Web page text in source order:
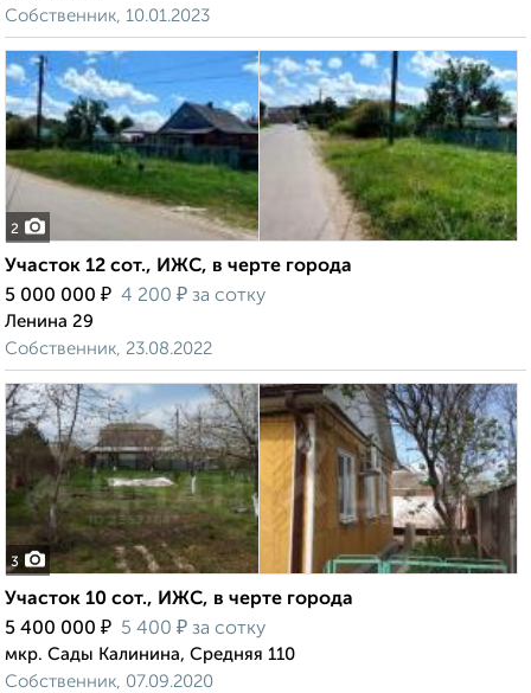
Собственник, 10.01.2023
2
Участок 12 сот., ИЖС, в черте города
5 000 000 ₽ 4 200 ₽ за сотку
Ленина 29
Собственник, 23.08.2022
3
Участок 10 сот., ИЖС, в черте города
5 400 000 ₽ 5 400 ₽ за сотку
мкр. Сады Калинина, Средняя 110
Собственник, 07.09.2020